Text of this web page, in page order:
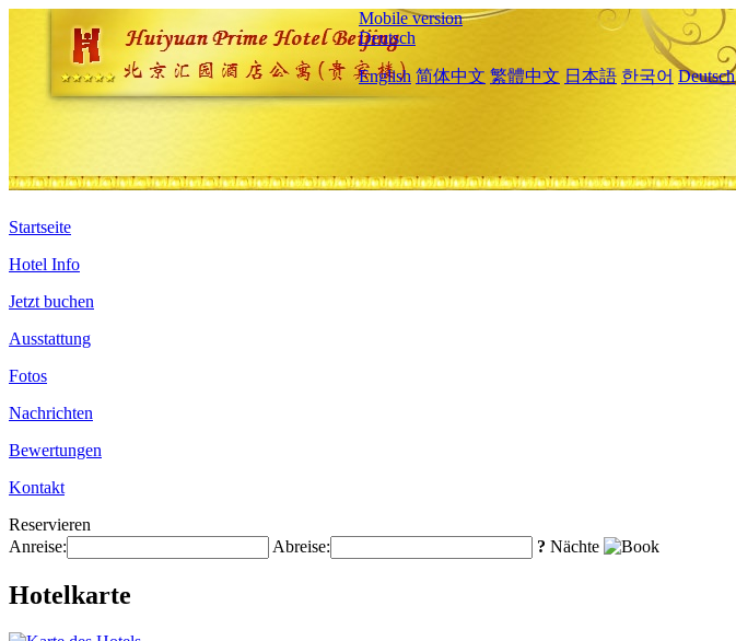
Mobile version
Deutsch
English 简体中文 繁體中文 日本語 한국어 Deutsch
Startseite
Hotel Info
Jetzt buchen
Ausstattung
Fotos
Nachrichten
Bewertungen
Kontakt
Reservieren
Anreise:
Abreise: ? Nächte
Hotelkarte